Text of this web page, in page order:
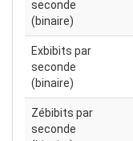
seconde
(binaire)
Exbibits par
seconde
(binaire)
Zébibits par
seconde